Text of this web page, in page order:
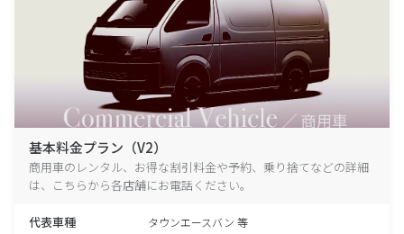
基本料金プラン（V2）
商用車のレンタル、お得な割引料金や予約、乗り捨てなどの詳細
は、こちらから各店舗にお電話ください。
代表車種 タウンエースバン 等